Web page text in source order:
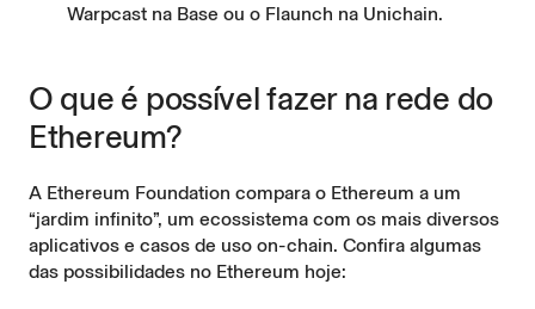
Warpcast na Base ou o Flaunch na Unichain.
O que é possível fazer na rede do
Ethereum?
A Ethereum Foundation compara o Ethereum a um
“jardim infinito”, um ecossistema com os mais diversos
aplicativos e casos de uso on-chain. Confira algumas
das possibilidades no Ethereum hoje: